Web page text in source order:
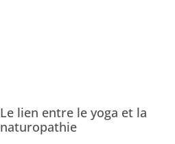
Le lien entre le yoga et la
naturopathie